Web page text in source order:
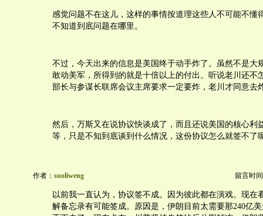
感觉问题不在这儿，这样的事情按道理这些人不可能不懂
不知道到底问题在哪里。
不过，今天出来的信息是美国终于动手炸了。虽然不是大
敢动美军，所得到的就是十倍以上的付出。听说老川还不
部长与参谋长联席会议主席要求一定要炸，老川才同意去
然后，万斯又在说协议快谈成了，而且还说美国的核心利
等，只是不知到底谈到什么情况，这份协议怎么就签不了
作者： suoliweng 留言时
以前我一直认为，协议签不成。因为彼此都在演戏。现在
解备忘录有可能签成。原因是，伊朗目前太需要那240亿